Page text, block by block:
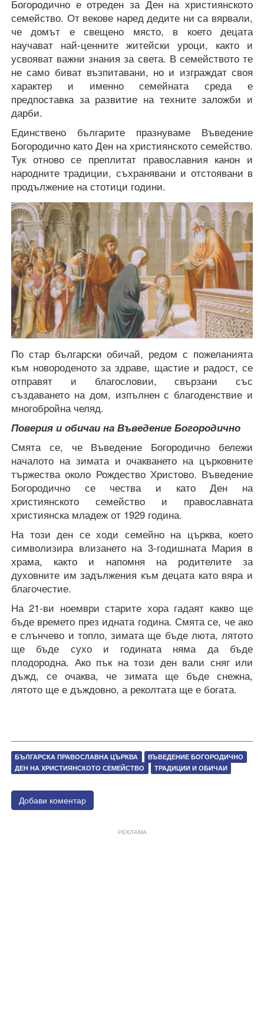
Богородично е отреден за Ден на християнското
семейство. От векове наред дедите ни са вярвали,
че домът е свещено място, в което децата
научават най-ценните житейски уроци, както и
усвояват важни знания за света. В семейството те
не само биват възпитавани, но и изграждат своя
характер и именно семейната среда е
предпоставка за развитие на техните заложби и
дарби.
Единствено българите празнуваме Въведение
Богородично като Ден на християнското семейство.
Тук отново се преплитат православния канон и
народните традиции, съхранявани и отстоявани в
продължение на стотици години.
По стар български обичай, редом с пожеланията
към новороденото за здраве, щастие и радост, се
отправят и благословии, свързани със
създаването на дом, изпълнен с благоденствие и
многобройна челяд.
Поверия и обичаи на Въведение Богородично
Смята се, че Въведение Богородично бележи
началото на зимата и очакването на църковните
тържества около Рождество Христово. Въведение
Богородично се чества и като Ден на
християнското семейство и православната
християнска младеж от 1929 година.
На този ден се ходи семейно на църква, което
символизира влизането на 3-годишната Мария в
храма, както и напомня на родителите за
духовните им задължения към децата като вяра и
благочестие.
На 21-ви ноември старите хора гадаят какво ще
бъде времето през идната година. Смята се, че ако
е слънчево и топло, зимата ще бъде люта, лятото
ще бъде сухо и годината няма да бъде
плодородна. Ако пък на този ден вали сняг или
дъжд, се очаква, че зимата ще бъде снежна,
лятото ще е дъждовно, а реколтата ще е богата.
БЪЛГАРСКА ПРАВОСЛАВНА ЦЪРКВА
ВЪВЕДЕНИЕ БОГОРОДИЧНО
ДЕН НА ХРИСТИЯНСКОТО СЕМЕЙСТВО
ТРАДИЦИИ И ОБИЧАИ
Добави коментар
РЕКЛАМА